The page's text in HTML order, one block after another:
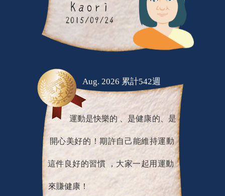
Aug. 2026 累計542週
運動是快樂的 、是健康的、是
開心美好的！期許自己能維持運動
這件良好的習慣 ，大家一起用運動
來賺健康！